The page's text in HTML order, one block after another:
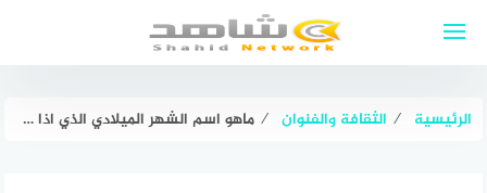
الرئيسية ⁄ الثقافة والفنوان ⁄ ماهو اسم الشهر الميلادي الذي اذا حذفت وسطه اصبح فاكهه